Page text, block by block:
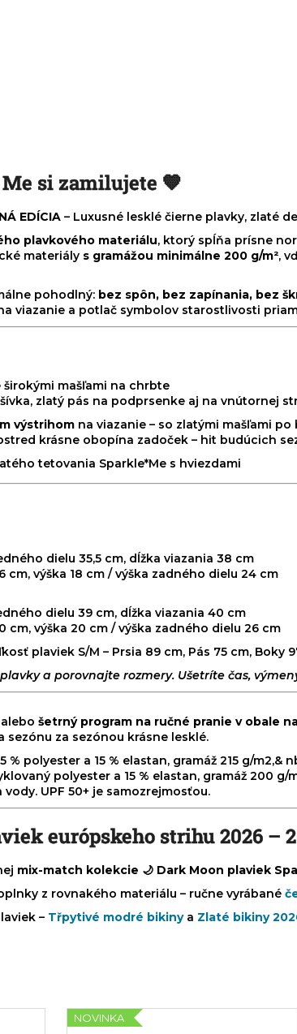
si zamilujete 💛
EDÍCIA – Luxusné lesklé čierne plavky, zlaté
plavkového materiálu, ktorý spĺňa prísne
materiály s gramážou minimálne 200 g/m²,
pohodlný: bez spôn, bez zapínania, bez
viazanie a potlač symbolov starostlivosti
širokými mašľami na chrbte
zlatý pás na podprsenke aj na vnútornej
výstrihom na viazanie – so zlatými mašľami
krásne obopína zadoček – hit budúcich
tetovania Sparkle*Me s hviezdami
dielu 35,5 cm, dĺžka viazania 38 cm
výška 18 cm / výška zadného dielu 24 cm
dielu 39 cm, dĺžka viazania 40 cm
cm, výška 20 cm / výška zadného dielu 26 cm
plaviek S/M – Prsia 89 cm, Pás 75 cm, Boky
a porovnajte rozmery. Ušetríte čas,
alebo šetrný program na ručné pranie v obale
sezónu za sezónou krásne lesklé.
polyester a 15 % elastan, gramáž 215 g/m2,&
polyester a 15 % elastan, gramáž 200
UPF 50+ je samozrejmosťou.
európskeho strihu 2026 –
mix-match kolekcie 🌙 Dark Moon plaviek
z rovnakého materiálu – ručne vyrábané
– Třpytivé modré bikiny a Zlaté bikiny
NOVINKA